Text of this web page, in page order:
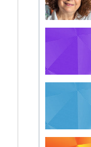
GELENEKLER